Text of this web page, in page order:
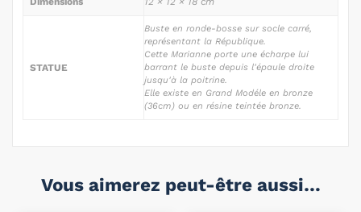
STATUE
Buste en ronde-bosse sur socle carré,
représentant la République.
Cette Marianne porte une écharpe lui
barrant le buste depuis l'épaule droite
jusqu'à la poitrine.
Elle existe en Grand Modéle en bronze
(36cm) ou en résine teintée bronze.
Vous aimerez peut-être aussi…